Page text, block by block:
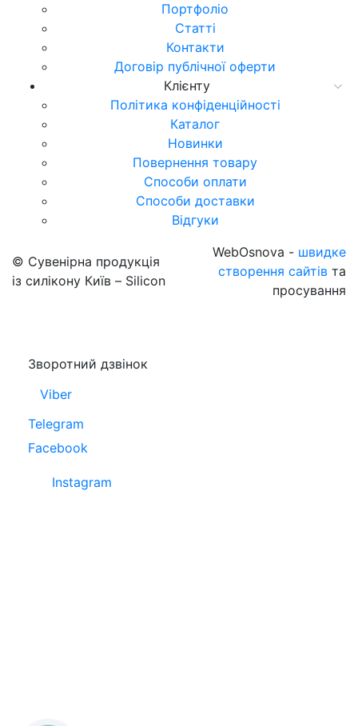
Портфоліо
Статті
Контакти
Договір публічної оферти
Клієнту
Політика конфіденційності
Каталог
Новинки
Повернення товару
Способи оплати
Способи доставки
Відгуки
© Сувенірна продукція
із силікону Київ – Silicon
WebOsnova - швидке
створення сайтів та
просування
Зворотний дзвінок
Viber
Telegram
Facebook
Instagram